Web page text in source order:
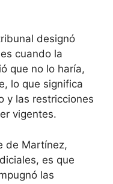
designó
cuando la
que no lo haría,
lo que significa
y las restricciones
vigentes.
de Martínez,
es que
las